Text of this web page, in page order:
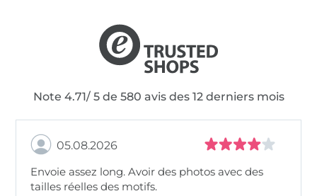
Note 4.71/ 5 de 580 avis des 12 derniers mois
05.08.2026
Envoie assez long. Avoir des photos avec des
tailles réelles des motifs.